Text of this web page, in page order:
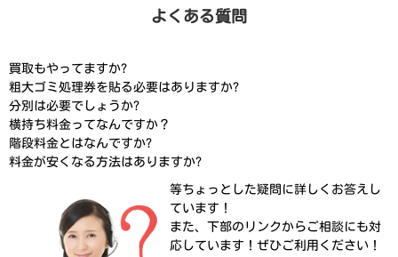
よくある質問
買取もやってますか?
粗大ゴミ処理券を貼る必要はありますか?
分別は必要でしょうか?
横持ち料金ってなんですか？
階段料金とはなんですか?
料金が安くなる方法はありますか?
等ちょっとした疑問に詳しくお答えし
ています！
また、下部のリンクからご相談にも対
応しています！ぜひご利用ください！